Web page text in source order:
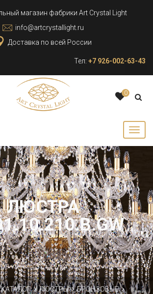
магазин фабрики Art Crystal Light
info@artcrystallight.ru
Доставка по всей России
Тел: +7 926-002-63-43
0
ЛЮСТРА
КАТАЛОГ ЛЮСТРЫ
БРОНЗОВЫЕ